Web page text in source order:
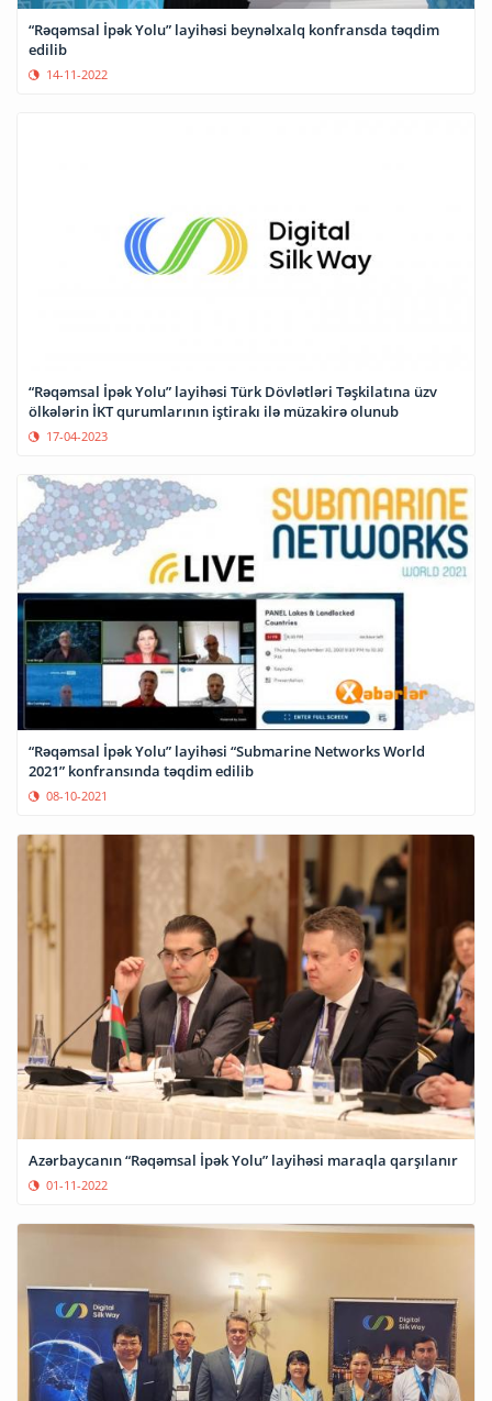
“Rəqəmsal İpək Yolu” layihəsi beynəlxalq konfransda təqdim
edilib
14-11-2022
“Rəqəmsal İpək Yolu” layihəsi Türk Dövlətləri Təşkilatına üzv
ölkələrin İKT qurumlarının iştirakı ilə müzakirə olunub
17-04-2023
“Rəqəmsal İpək Yolu” layihəsi “Submarine Networks World
2021” konfransında təqdim edilib
08-10-2021
Azərbaycanın “Rəqəmsal İpək Yolu” layihəsi maraqla qarşılanır
01-11-2022